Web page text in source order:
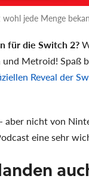
jede Menge
für die Switch 2?
Metroid! Spaß
Reveal der
aber nicht von
eine sehr